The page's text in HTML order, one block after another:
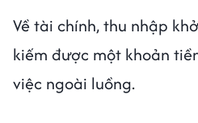
Về tài chính, thu nhập
kiếm được một khoản
việc ngoài luồng.